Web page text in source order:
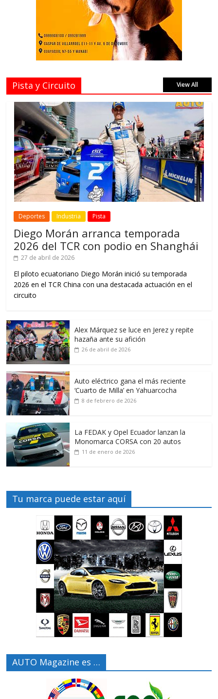
Pista y Circuito View All
Deportes Industria Pista
Diego Morán arranca temporada
2026 del TCR con podio en Shanghái
27 de abril de 2026
El piloto ecuatoriano Diego Morán inició su temporada
2026 en el TCR China con una destacada actuación en el
circuito
Alex Márquez se luce en Jerez y repite
hazaña ante su afición
26 de abril de 2026
Auto eléctrico gana el más reciente
‘Cuarto de Milla’ en Yahuarcocha
8 de febrero de 2026
La FEDAK y Opel Ecuador lanzan la
Monomarca CORSA con 20 autos
11 de enero de 2026
Tu marca puede estar aquí
AUTO Magazine es …